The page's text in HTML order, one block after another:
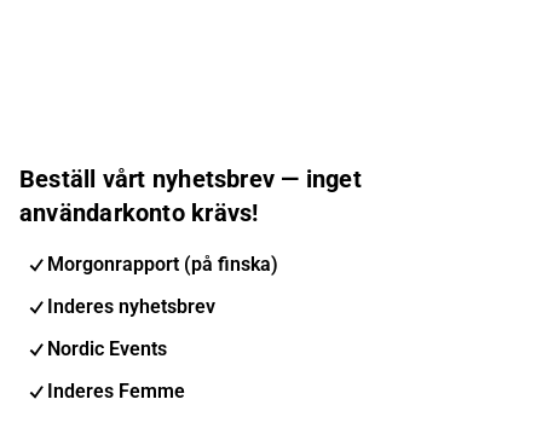
Beställ vårt nyhetsbrev — inget
användarkonto krävs!
Morgonrapport (på finska)
Inderes nyhetsbrev
Nordic Events
Inderes Femme